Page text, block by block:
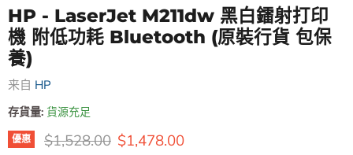
HP - LaserJet M211dw 黑白鐳射打印
機 附低功耗 Bluetooth (原裝行貨 包保
養)
来自 HP
存貨量: 貨源充足
優惠 原價
$1,528.00 售價
$1,478.00